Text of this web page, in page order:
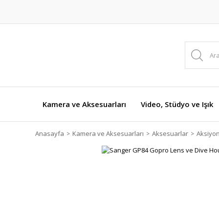
Kamera ve Aksesuarları Video, Stüdyo ve Işık
Anasayfa Kamera ve Aksesuarları Aksesuarlar